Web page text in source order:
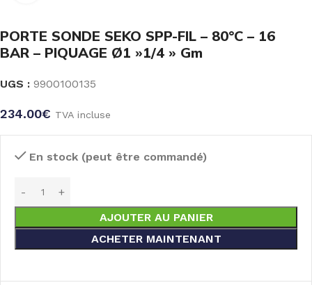
PORTE SONDE SEKO SPP-FIL – 80°C – 16
BAR – PIQUAGE Ø1 »1/4 » Gm
UGS : 9900100135
234.00€ TVA incluse
En stock (peut être commandé)
AJOUTER AU PANIER
ACHETER MAINTENANT